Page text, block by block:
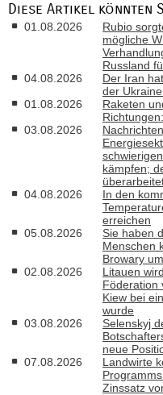
Diese Artikel könnten
01.08.2026
Rubio
mögliche
Russland
04.08.2026
Der Iran
der
01.08.2026
Raketen
03.08.2026
kämpfen;
04.08.2026
In den
erreichen
05.08.2026
Sie haben
Menschen
Browary
02.08.2026
Litauen
Föderation
Kiew bei
wurde
03.08.2026
Selenskyj
neue
07.08.2026
Landwirte
Zinssatz